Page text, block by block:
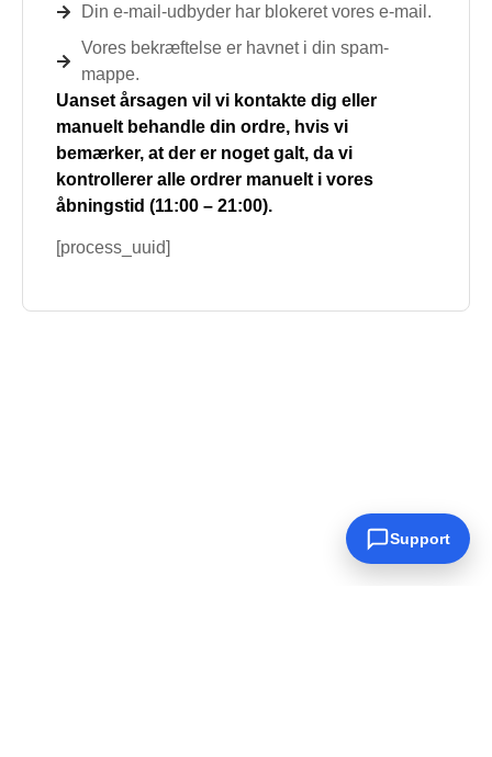
Din e-mail-udbyder har blokeret vores e-mail.
Vores bekræftelse er havnet i din spam-
mappe.
Uanset årsagen vil vi kontakte dig eller
manuelt behandle din ordre, hvis vi
bemærker, at der er noget galt, da vi
kontrollerer alle ordrer manuelt i vores
åbningstid (11:00 – 21:00).
[process_uuid]
Support